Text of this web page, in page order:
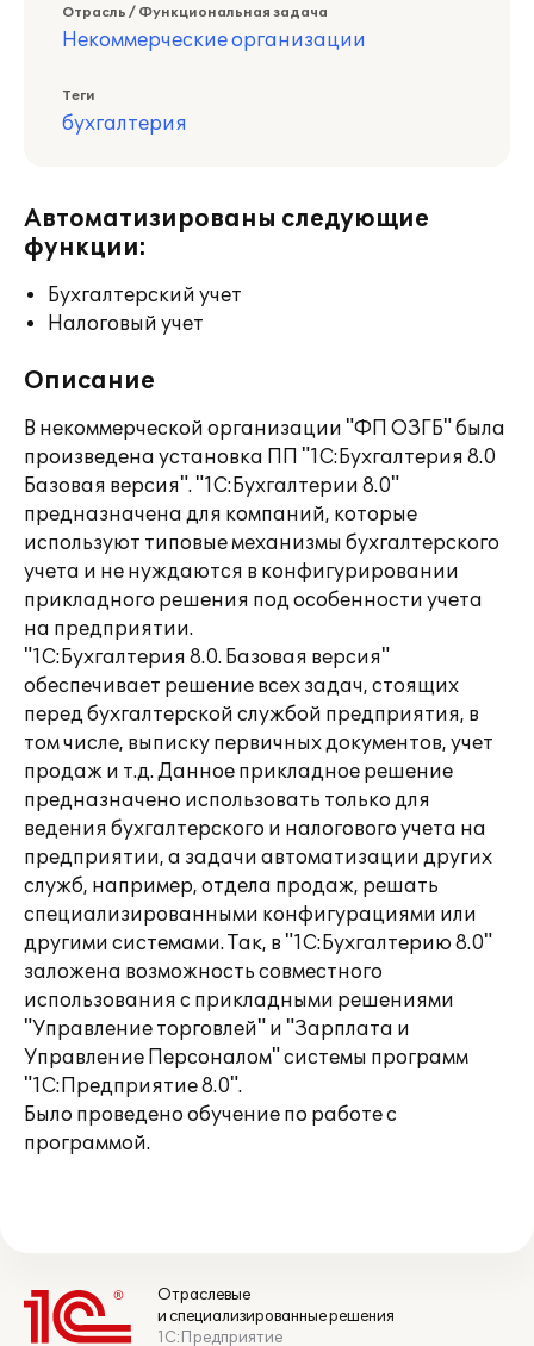
Отрасль / Функциональная задача
Некоммерческие организации
Теги
бухгалтерия
Автоматизированы следующие
функции:
Бухгалтерский учет
Налоговый учет
Описание
В некоммерческой организации "ФП ОЗГБ" была
произведена установка ПП "1С:Бухгалтерия 8.0
Базовая версия". "1С:Бухгалтерии 8.0"
предназначена для компаний, которые
используют типовые механизмы бухгалтерского
учета и не нуждаются в конфигурировании
прикладного решения под особенности учета
на предприятии.
"1С:Бухгалтерия 8.0. Базовая версия"
обеспечивает решение всех задач, стоящих
перед бухгалтерской службой предприятия, в
том числе, выписку первичных документов, учет
продаж и т.д. Данное прикладное решение
предназначено использовать только для
ведения бухгалтерского и налогового учета на
предприятии, а задачи автоматизации других
служб, например, отдела продаж, решать
специализированными конфигурациями или
другими системами. Так, в "1С:Бухгалтерию 8.0"
заложена возможность совместного
использования с прикладными решениями
"Управление торговлей" и "Зарплата и
Управление Персоналом" системы программ
"1С:Предприятие 8.0".
Было проведено обучение по работе с
программой.
Отраслевые
и специализированные решения
1С:Предприятие